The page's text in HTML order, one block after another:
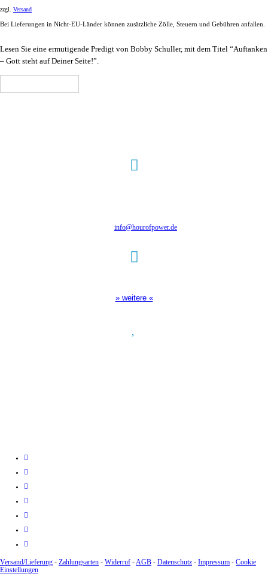
zzgl. Versand
Bei Lieferungen in Nicht-EU-Länder können zusätzliche Zölle, Steuern und Gebühren anfallen.
Lesen Sie eine ermutigende Predigt von Bobby Schuller, mit dem Titel “Auftanken
– Gott steht auf Deiner Seite!”.
info@hourofpower.de
» weitere «
Versand/Lieferung - Zahlungsarten - Widerruf -AGB - Datenschutz - Impressum - Cookie
Einstellungen